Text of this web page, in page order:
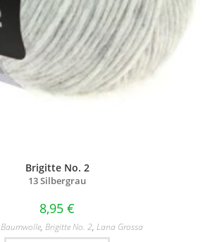
Brigitte No. 2
13 Silbergrau
8,95 €
Baumwolle, Brigitte No. 2, Lana Grossa